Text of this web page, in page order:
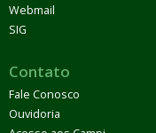
Webmail
SIG
Contato
Fale Conosco
Ouvidoria